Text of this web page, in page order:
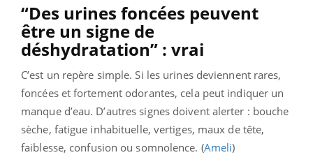
“Des urines foncées peuvent
être un signe de
déshydratation” : vrai
C’est un repère simple. Si les urines deviennent rares,
foncées et fortement odorantes, cela peut indiquer un
manque d’eau. D’autres signes doivent alerter : bouche
sèche, fatigue inhabituelle, vertiges, maux de tête,
faiblesse, confusion ou somnolence. (Ameli)